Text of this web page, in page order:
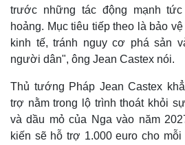
trước những tác động mạnh
hoảng. Mục tiêu tiếp theo là bảo
kinh tế, tránh nguy cơ phá sản
người dân", ông Jean Castex nói.
Thủ tướng Pháp Jean Castex
trợ nằm trong lộ trình thoát khỏi
và dầu mỏ của Nga vào năm
kiến sẽ hỗ trợ 1.000 euro cho